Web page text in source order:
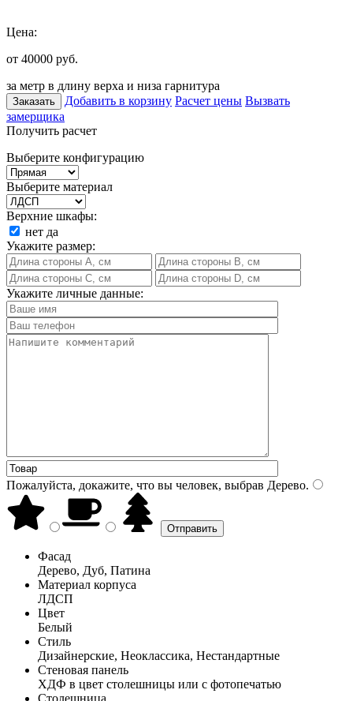
Цена:
от 40000 руб.
за метр в длину верха и низа гарнитура
Заказать Добавить в корзину Расчет цены Вызвать
замерщика
Получить расчет
Выберите конфигурацию
Выберите материал
Верхние шкафы:
нет да
Укажите размер:
Укажите личные данные:
Пожалуйста, докажите, что вы человек, выбрав Дерево.
Фасад
Дерево, Дуб, Патина
Материал корпуса
ЛДСП
Цвет
Белый
Стиль
Дизайнерские, Неоклассика, Нестандартные
Стеновая панель
ХДФ в цвет столешницы или с фотопечатью
Столешница